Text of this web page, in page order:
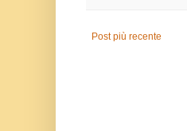
Post più recente